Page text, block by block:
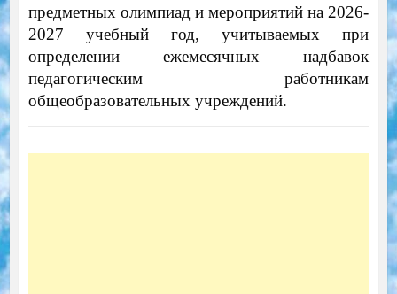
предметных олимпиад и мероприятий на 2026-
2027 учебный год, учитываемых при
определении ежемесячных надбавок
педагогическим работникам
общеобразовательных учреждений.